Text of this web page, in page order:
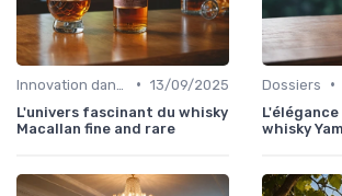
• 13/09/2025
L'univers fascinant du whisky
Macallan fine and rare
Dossiers •
whisky